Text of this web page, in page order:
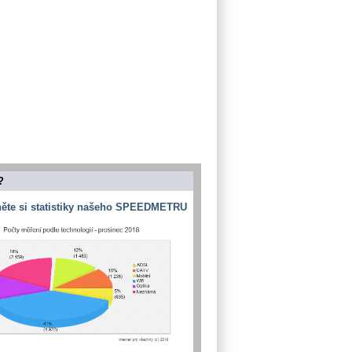
si statistiky našeho SPEEDMETRU